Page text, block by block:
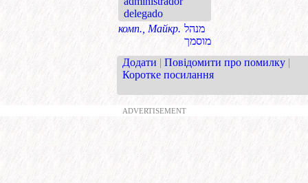
delegado
комп., Майкр. מנהל
מוסמך
Додати | Повідомити про помилку |
Коротке посилання
ADVERTISEMENT